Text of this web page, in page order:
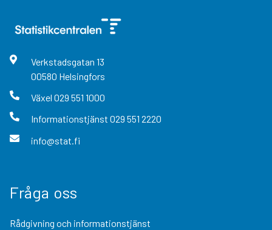
Verkstadsgatan 13
00580 Helsingfors
Växel 029 551 1000
Informationstjänst 029 551 2220
info@stat.fi
Fråga oss
Rådgivning och informationstjänst